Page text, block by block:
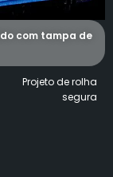
com tampa de
Projeto de rolha
segura